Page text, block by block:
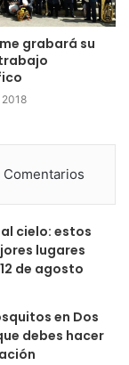
grabará su
2018
Comentarios
cielo: estos
lugares
de agosto
en Dos
debes hacer